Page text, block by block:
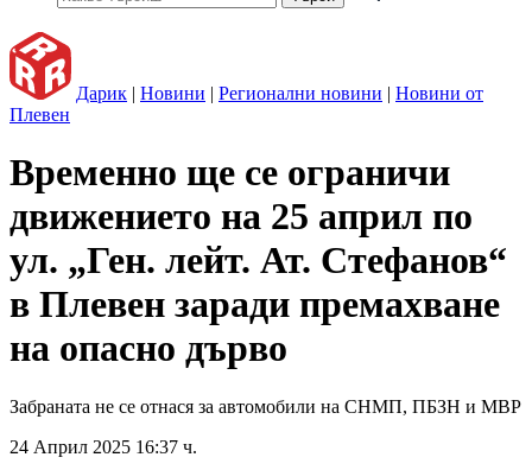
Дарик | Новини | Регионални новини | Новини от
Плевен
Временно ще се ограничи
движението на 25 април по
ул. „Ген. лейт. Ат. Стефанов“
в Плевен заради премахване
на опасно дърво
Забраната не се отнася за автомобили на СНМП, ПБЗН и МВР
24 Април 2025 16:37 ч.